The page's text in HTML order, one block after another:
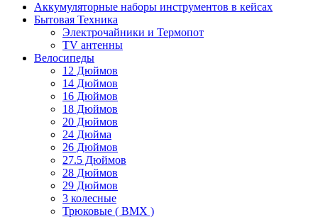
Аккумуляторные наборы инструментов в кейсах
Бытовая Техника
Электрочайники и Термопот
TV антенны
Велосипеды
12 Дюймов
14 Дюймов
16 Дюймов
18 Дюймов
20 Дюймов
24 Дюйма
26 Дюймов
27.5 Дюймов
28 Дюймов
29 Дюймов
3 колесные
Трюковые ( BMX )